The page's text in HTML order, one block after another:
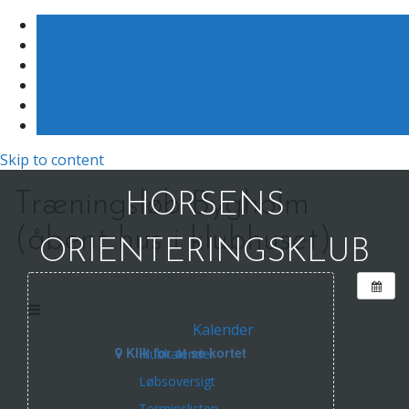
Skip to content
HORSENS
ORIENTERINGSKLUB
Kalender
Klubkalender
Løbsoversigt
Træningsløb Bygholm
(åbent hus i klubhuset)
Klik for at se kortet